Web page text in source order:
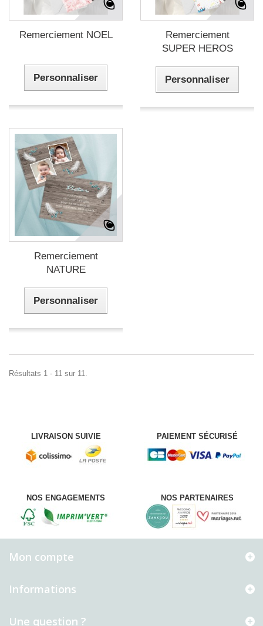
Remerciement NOEL
Personnaliser
Remerciement
SUPER HEROS
Personnaliser
Remerciement
NATURE
Personnaliser
Résultats 1 - 11 sur 11.
LIVRAISON SUIVIE PAIEMENT SÉCURISÉ
NOS ENGAGEMENTS NOS PARTENAIRES
Mon compte
Informations
Une question ?